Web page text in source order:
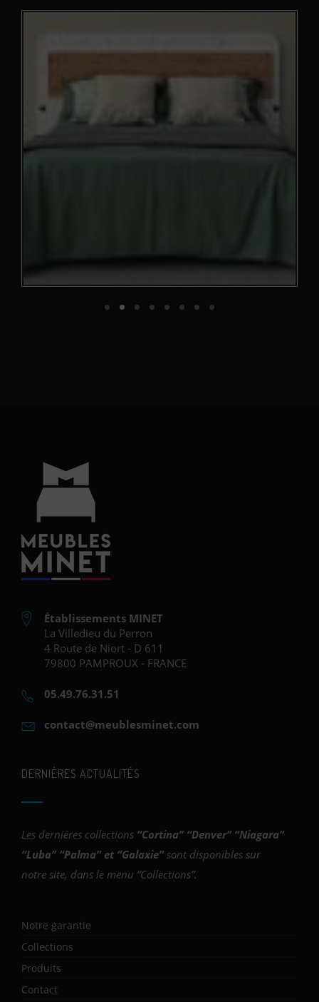
Établissements MINET
La Villedieu du Perron
4 Route de Niort - D 611
79800 PAMPROUX - FRANCE
05.49.76.31.51
contact@meublesminet.com
DERNIÈRES ACTUALITÉS
Les dernières collections “Cortina” “Denver” “Niagara”
“Luba” “Palma” et “Galaxie”sont disponibles sur
notre site, dans le menu “Collections”.
Notre garantie
Collections
Produits
Contact